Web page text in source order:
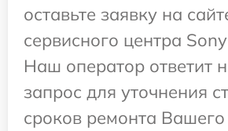
оставьте заявку на
сервисного центра
Наш оператор ответит
запрос для уточнения
сроков ремонта Вашего